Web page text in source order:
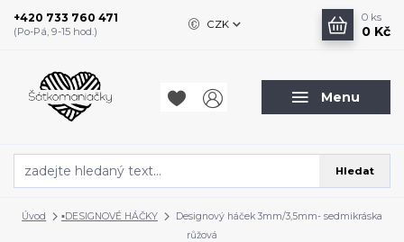
Menu
CZK
Hledat
+420 733 760 471
(Po-Pá, 9-15 hod.)
0 ks
0 Kč
Úvod ▪️DESIGNOVÉ HÁČKY
Designový háček 3mm/3,5mm- sedmikráska
růžová